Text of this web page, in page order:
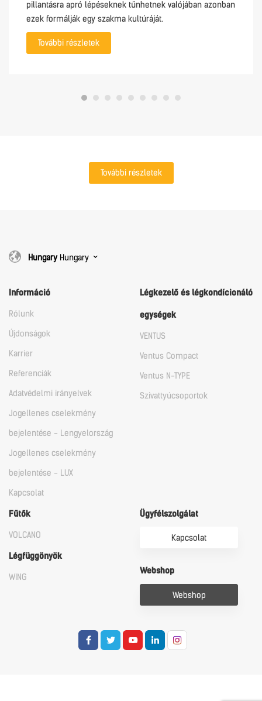
pillantásra apró lépéseknek tűnhetnek valójában azonban
ezek formálják egy szakma kultúráját.
További részletek
További részletek
HungaryHungary
Információ
Rólunk
Újdonságok
Karrier
Referenciák
Adatvédelmi irányelvek
Jogellenes cselekmény
bejelentése - Lengyelország
Jogellenes cselekmény
bejelentése - LUX
Kapcsolat
Légkezelő és légkondícionáló
egységek
VENTUS
Ventus Compact
Ventus N-TYPE
Szivattyúcsoportok
Fűtők
VOLCANO
Légfüggönyök
WING
Ügyfélszolgálat
Kapcsolat
Webshop
Webshop